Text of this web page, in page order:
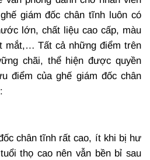
giám đốc chân tĩnh luôn có
lớn, chất liệu cao cấp, màu
mắt,… Tất cả những điểm trên
chãi, thể hiện được quyền
điểm của ghế giám đốc chân
chân tĩnh rất cao, ít khi bị hư
thọ cao nên vẫn bền bỉ sau